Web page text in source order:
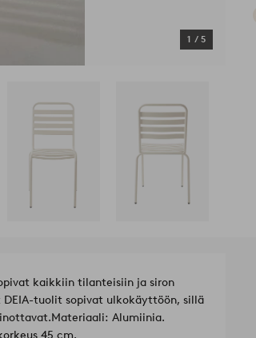
1 / 5
kaikkiin tilanteisiin ja siron
tuolit sopivat ulkokäyttöön, sillä
Materiaali: Alumiinia.
45 cm.